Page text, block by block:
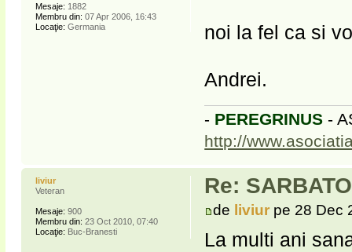
noi la fel ca si
Andrei.
- PEREGRINUS -
http://
Mesaje: 1882
Membru din: 07 Apr 2006, 16:43
Locaţie: Germania
Re:
de liviur pe 28 Dec
La multi ani
liviur
Veteran
Mesaje: 900
Membru din: 23 Oct 2010, 07:40
Locaţie: Buc-Branesti